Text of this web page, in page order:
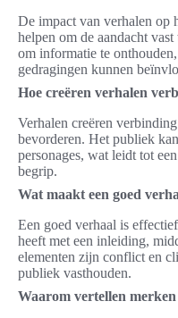
De impact van verhalen op
helpen om de aandacht
om informatie te
gedragingen kunnen
Hoe creëren verhalen
Verhalen creëren
bevorderen. Het publiek
personages, wat leidt tot
begrip.
Wat maakt een goed
Een goed verhaal is
heeft met een inleiding,
elementen zijn conflict en
publiek vasthouden.
Waarom vertellen